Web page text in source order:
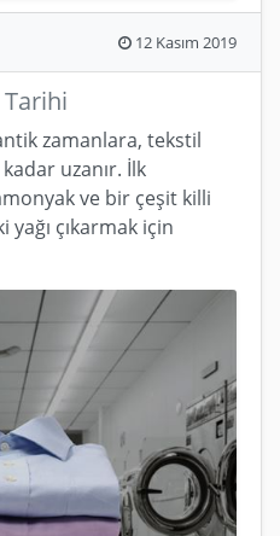
12 Kasım 2019
zamanlara, tekstil
uzanır. İlk
ve bir çeşit killi
çıkarmak için